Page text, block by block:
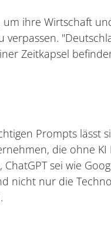
um ihre Wirtschaft
verpassen.
Zeitkapsel
Prompts lässt
die ohne KI
sei wie
nicht nur die